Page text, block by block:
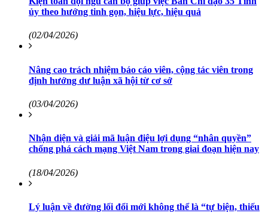
ủy theo hướng tinh gọn, hiệu lực, hiệu quả
(02/04/2026)
Nâng cao trách nhiệm báo cáo viên, cộng tác viên trong
định hướng dư luận xã hội từ cơ sở
(03/04/2026)
Nhận diện và giải mã luận điệu lợi dụng “nhân quyền”
chống phá cách mạng Việt Nam trong giai đoạn hiện nay
(18/04/2026)
Lý luận về đường lối đổi mới không thể là “tự biện, thiếu